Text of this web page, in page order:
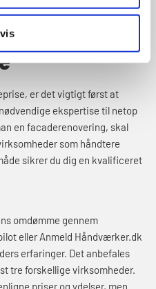
den Rette
er det vigtigt først at
ekspertise til netop
en facaderenovering, skal
som håndtere
sikrer du dig en kvalificeret
omdømme gennem
eller Anmeld Håndværker.dk
erfaringer. Det anbefales
tre forskellige virksomheder.
priser og ydelser, men